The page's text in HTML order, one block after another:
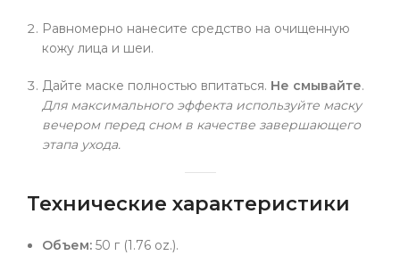
Равномерно нанесите средство на очищенную
кожу лица и шеи.
Дайте маске полностью впитаться. Не смывайте.
Для максимального эффекта используйте маску
вечером перед сном в качестве завершающего
этапа ухода.
Технические характеристики
Объем: 50 г (1.76 oz.).